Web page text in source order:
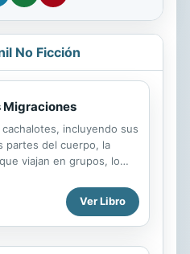
No Ficción
Migraciones
incluyendo sus
partes del cuerpo, la
viajan en grupos, lo
Ver Libro